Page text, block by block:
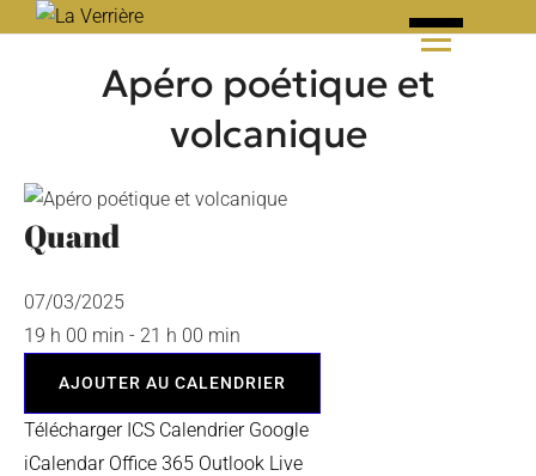
Apéro poétique et
volcanique
Quand
07/03/2025
19 h 00 min - 21 h 00 min
AJOUTER AU CALENDRIER
Télécharger ICS Calendrier Google
iCalendar Office 365 Outlook Live